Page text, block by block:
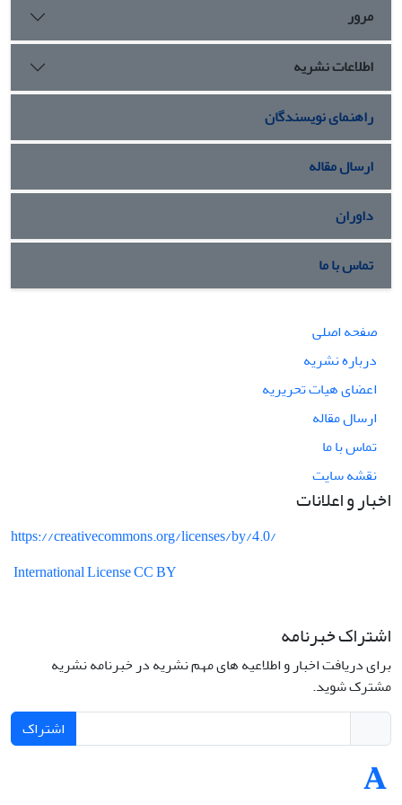
مرور
اطلاعات نشریه
راهنمای نویسندگان
ارسال مقاله
داوران
تماس با ما
صفحه اصلی
درباره نشریه
اعضای هیات تحریریه
ارسال مقاله
تماس با ما
نقشه سایت
اخبار و اعلانات
https://creativecommons.org/licenses/by/4.0/
International License CC BY
اشتراک خبرنامه
برای دریافت اخبار و اطلاعیه های مهم نشریه در خبرنامه نشریه
مشترک شوید.
اشتراک